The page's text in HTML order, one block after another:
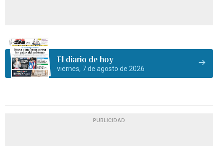
El diario de hoy
viernes, 7 de agosto de 2026
PUBLICIDAD